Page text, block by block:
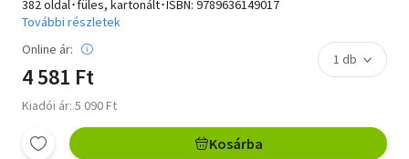
382 oldal･füles, kartonált･ISBN: 9789636149017
További részletek
Online ár:
4 581 Ft
Kiadói ár: 5 090 Ft
Kosárba